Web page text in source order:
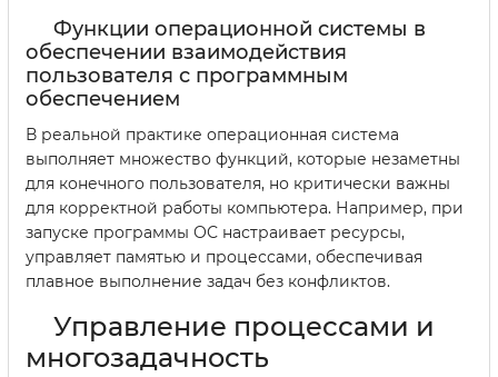
Функции операционной системы в
обеспечении взаимодействия
пользователя с программным
обеспечением
В реальной практике операционная система
выполняет множество функций, которые незаметны
для конечного пользователя, но критически важны
для корректной работы компьютера. Например, при
запуске программы ОС настраивает ресурсы,
управляет памятью и процессами, обеспечивая
плавное выполнение задач без конфликтов.
Управление процессами и
многозадачность